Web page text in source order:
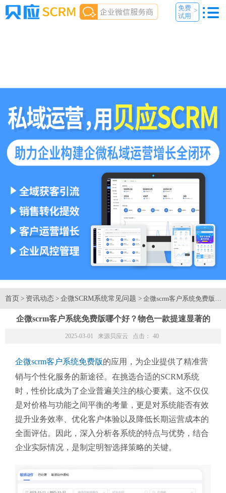
免费
试用
>
首页 > 资讯动态 > 企微SCRM系统常见问题 > 企微scrm客户系统免费版
企微scrm客户系统免费版哪个好？物色一款提速显著的
2025-03-01 来源贝应云 点击： 40
企微scrm客户系统免费版的应用，为企业提供了精准营
销与个性化服务的新途径。在挑选合适的SCRM系统
时，性价比成为了企业普遍关注的核心要素。这不仅仅
是对价格与功能之间平衡的考量，更是对系统能否有效
提升业务效率、优化客户体验以及降低长期运营成本的
全面评估。因此，深入分析各系统的特点与优势，结合
企业实际情况，是制定明智选择策略的关键。